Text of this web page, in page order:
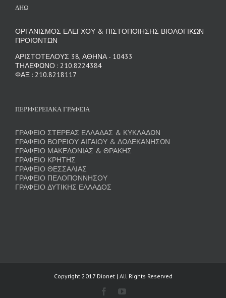
ΔΗΩ
ΟΡΓΑΝΙΣΜΟΣ ΕΛΕΓΧΟΥ & ΠΙΣΤΟΠΟΙΗΣΗΣ ΒΙΟΛΟΓΙΚΩΝ
ΠΡΟΙΟΝΤΩΝ
ΑΡΙΣΤΟΤΕΛΟΥΣ 38, ΑΘΗΝΑ - 10433
ΤΗΛΕΦΩΝΟ : 210.8224384
ΦΑΞ : 210.8218117
ΠΕΡΙΦΕΡΕΙΑΚΑ ΓΡΑΦΕΙΑ
ΓΡΑΦΕΙΟ ΣΤΕΡΕΑΣ ΕΛΛΑΔΑΣ & ΚΥΚΛΑΔΩΝ
ΓΡΑΦΕΙΟ ΒΟΡΕΙΟΥ ΑΙΓΑΙΟΥ & ΔΩΔΕΚΑΝΗΣΩΝ
ΓΡΑΦΕΙΟ ΜΑΚΕΔΟΝΙΑΣ & ΘΡΑΚΗΣ
ΓΡΑΦΕΙΟ ΚΡΗΤΗΣ
ΓΡΑΦΕΙΟ ΘΕΣΣΑΛΙΑΣ
ΓΡΑΦΕΙΟ ΠΕΛΟΠΟΝΝΗΣΟΥ
ΓΡΑΦΕΙΟ ΔΥΤΙΚΗΣ ΕΛΛΑΔΟΣ
Copyright 2017 Dionet | All Rights Reserved
FacebookYouTube